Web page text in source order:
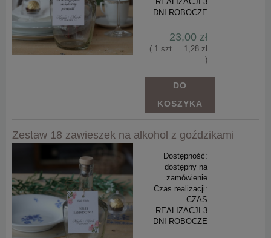
DNI ROBOCZE
23,00 zł
( 1 szt. = 1,28 zł
)
DO
KOSZYKA
Zestaw 18 zawieszek na alkohol z goździkami
Dostępność:
dostępny na
zamówienie
Czas realizacji:
CZAS
REALIZACJI 3
DNI ROBOCZE